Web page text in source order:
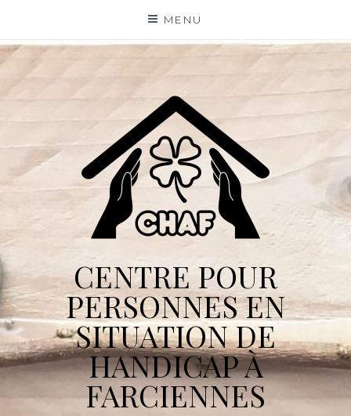
content
MENU
CENTRE POUR
PERSONNES EN
SITUATION DE
HANDICAP À
FARCIENNES